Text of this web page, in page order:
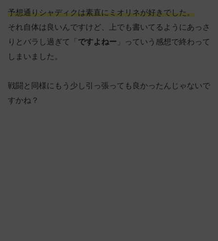
予想通りシャディクは素直にミオリネが好きでした。
それ自体は良いんですけど、上でも書いてるようにあっさ
りとバラし過ぎて「 ですよねー 」っていう感想で終わって
しまいました。
戦闘と同様にもう少し引っ張っても良かったんじゃないで
すかね？